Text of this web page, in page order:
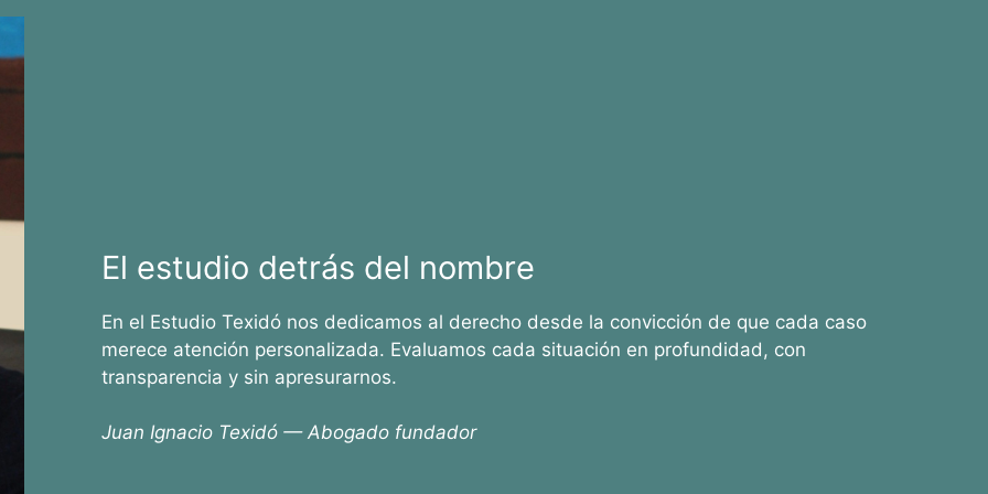
El estudio detrás del nombre
En el Estudio Texidó nos dedicamos al derecho desde la convicción de que cada caso
merece atención personalizada. Evaluamos cada situación en profundidad, con
transparencia y sin apresurarnos.
Juan Ignacio Texidó — Abogado fundador